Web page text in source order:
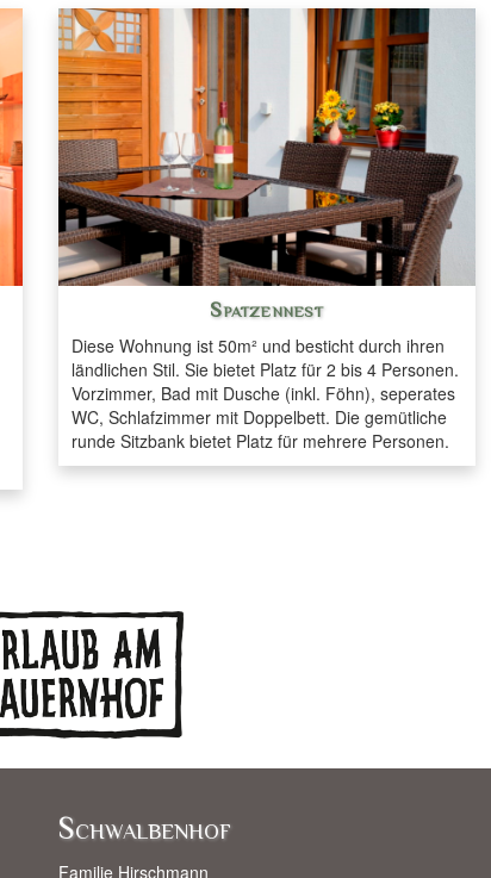
Spatzennest
Diese Wohnung ist 50m² und besticht durch ihren
ländlichen Stil. Sie bietet Platz für 2 bis 4 Personen.
Vorzimmer, Bad mit Dusche (inkl. Föhn), seperates
WC, Schlafzimmer mit Doppelbett. Die gemütliche
runde Sitzbank bietet Platz für mehrere Personen.
Schwalbenhof
Familie Hirschmann